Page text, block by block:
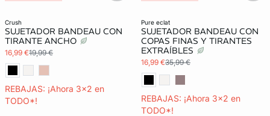
crush
SUJETADOR BANDEAU CON
TIRANTE ANCHO
16,99 €19,99 €
REBAJAS: ¡Ahora 3x2 en
TODO*!
pure eclat
SUJETADOR BANDEAU CON
COPAS FINAS Y TIRANTES
EXTRAÍBLES
16,99 €35,99 €
REBAJAS: ¡Ahora 3x2 en
TODO*!